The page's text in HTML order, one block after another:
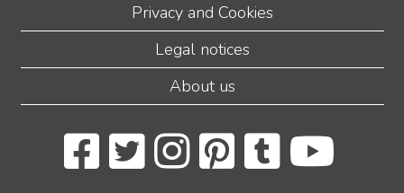
Privacy and Cookies
Legal notices
About us